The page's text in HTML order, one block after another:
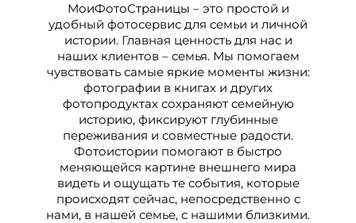
МоиФотоСтраницы – это простой и
удобный фотосервис для семьи и личной
истории. Главная ценность для нас и
наших клиентов – семья. Мы помогаем
чувствовать самые яркие моменты жизни:
фотографии в книгах и других
фотопродуктах сохраняют семейную
историю, фиксируют глубинные
переживания и совместные радости.
Фотоистории помогают в быстро
меняющейся картине внешнего мира
видеть и ощущать те события, которые
происходят сейчас, непосредственно с
нами, в нашей семье, с нашими близкими.